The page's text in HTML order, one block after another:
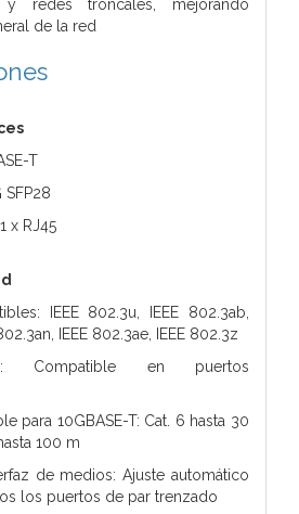
y redes troncales, mejorando
de la red
T
SFP28
x RJ45
IEEE 802.3u, IEEE 802.3ab,
IEEE 802.3ae, IEEE 802.3z
Compatible en puertos
para 10GBASE-T: Cat. 6 hasta 30
100 m
de medios: Ajuste automático
los puertos de par trenzado